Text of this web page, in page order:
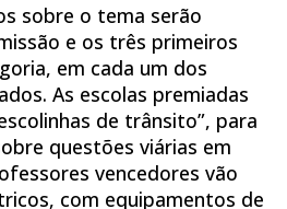
sobre o tema serão
e os três primeiros
em cada um dos
As escolas premiadas
de trânsito”, para
questões viárias em
vencedores vão
com equipamentos de